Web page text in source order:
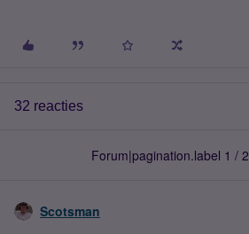
32 reacties
Forum|pagination.label 1 / 2
Scotsman